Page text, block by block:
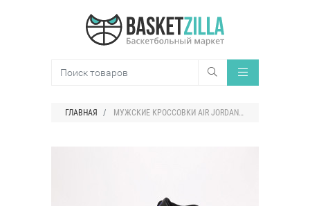
ГЛАВНАЯ МУЖСКИЕ КРОССОВКИ AIR JORDAN 11 RETRO LOW